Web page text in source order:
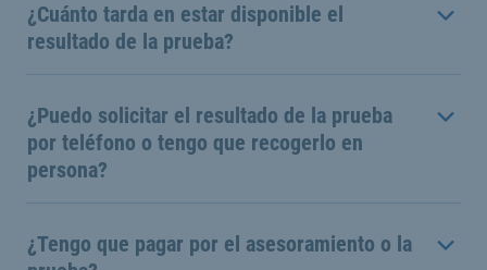
¿Cuánto tarda en estar disponible el
resultado de la prueba?
¿Puedo solicitar el resultado de la prueba
por teléfono o tengo que recogerlo en
persona?
¿Tengo que pagar por el asesoramiento o la